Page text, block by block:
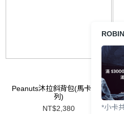
Peanuts沐拉斜背包(馬卡龍系
列)
NT$2,380
*小卡